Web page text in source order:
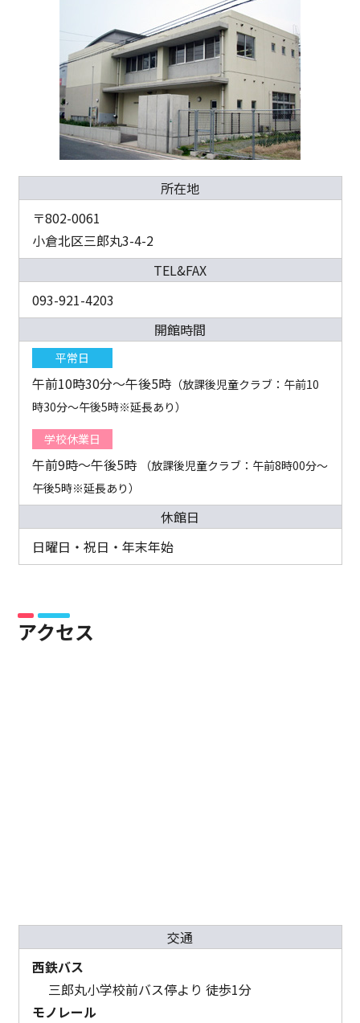
所在地
〒802-0061
小倉北区三郎丸3-4-2
TEL&FAX
093-921-4203
開館時間
平常日
午前10時30分～午後5時（放課後児童クラブ：午前10
時30分～午後5時※延長あり）
学校休業日
午前9時～午後5時
（放課後児童クラブ：午前8時00分～
午後5時※延長あり）
休館日
日曜日・祝日・年末年始
アクセス
交通
西鉄バス
三郎丸小学校前バス停より 徒歩1分
モノレール